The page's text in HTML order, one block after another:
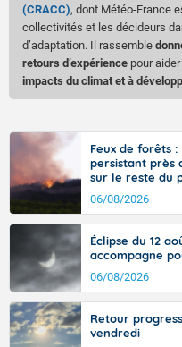
(CRACC), dont Météo-France
collectivités et les décideurs
d’adaptation. Il rassemble
retours d’expérience pour
impacts du climat et à
Feux de forêts
persistant près
sur le reste du
06/08/2026
Éclipse du 12
accompagne
06/08/2026
Retour
vendredi